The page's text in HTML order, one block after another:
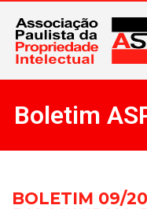
Boletim
BOLETIM 09/